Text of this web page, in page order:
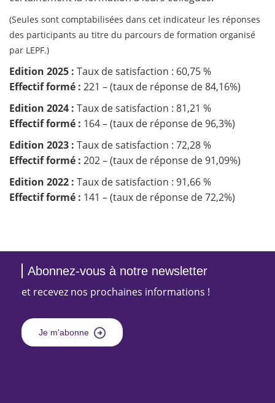
(Seules sont comptabilisées dans cet indicateur les réponses
des participants au titre du parcours de formation organisé
par LEPF.)
Edition 2025 : Taux de satisfaction : 60,75 %
Effectif formé : 221 – (taux de réponse de 84,16%)
Edition 2024 : Taux de satisfaction : 81,21 %
Effectif formé : 164 – (taux de réponse de 96,3%)
Edition 2023 : Taux de satisfaction : 72,28 %
Effectif formé : 202 – (taux de réponse de 91,09%)
Edition 2022 : Taux de satisfaction : 91,66 %
Effectif formé : 141 – (taux de réponse de 72,2%)
Abonnez-vous à notre newsletter
et recevez nos prochaines informations !
Je m'abonne